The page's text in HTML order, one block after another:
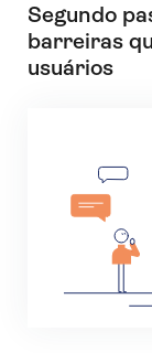
Segundo
barreiras
usuários